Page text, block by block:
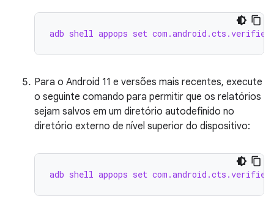
adb shell appops set
Para o Android 11 e versões mais recentes, execute
o seguinte comando para permitir que os relatórios
sejam salvos em um diretório autodefinido no
diretório externo de nível superior do dispositivo:
adb shell appops set com.android.cts.verifier